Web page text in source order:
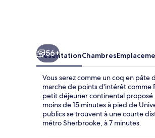
56+
PrésentationChambres
Vous serez comme un coq en pâte
marche de points d'intérêt comme
petit déjeuner continental proposé
moins de 15 minutes à pied de
publics se trouvent à une courte
métro Sherbrooke, à 7 minutes.